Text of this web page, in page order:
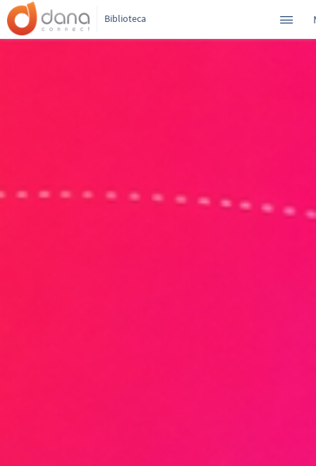
Biblioteca